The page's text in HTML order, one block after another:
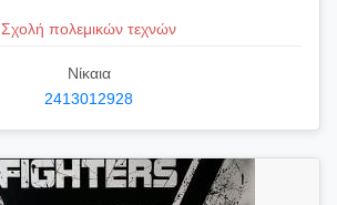
Σχολή πολεμικών τεχνών
Νίκαια
2413012928